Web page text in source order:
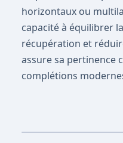
horizontaux ou
capacité à équilibrer
récupération et
assure sa pertinence
complétions